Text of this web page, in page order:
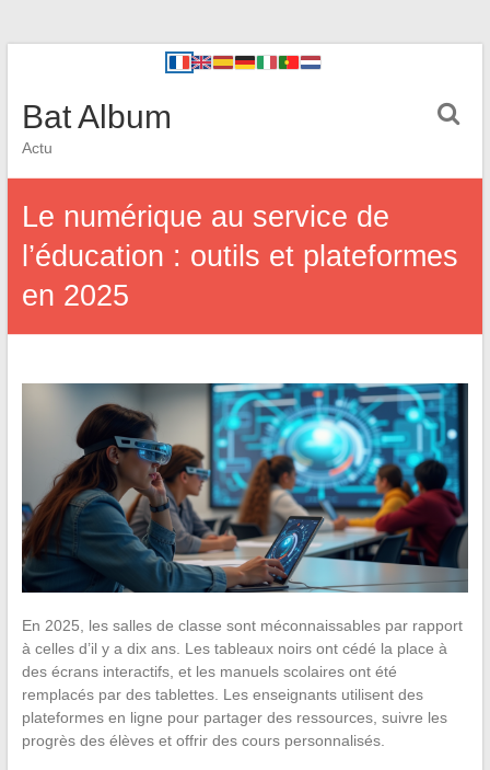
Bat Album
Actu
Le numérique au service de
l’éducation : outils et plateformes
en 2025
En 2025, les salles de classe sont méconnaissables par rapport
à celles d’il y a dix ans. Les tableaux noirs ont cédé la place à
des écrans interactifs, et les manuels scolaires ont été
remplacés par des tablettes. Les enseignants utilisent des
plateformes en ligne pour partager des ressources, suivre les
progrès des élèves et offrir des cours personnalisés.